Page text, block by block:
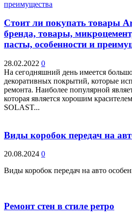
Стоит ли покупать товары
бренда, товары,
пасты, особенности и
28.02.2022 0
На сегодняшний день имеется
декоративных покрытий, которые
ремонта. Наиболее популярной
которая является хорошим
SOLAST...
Виды коробок передач на
20.08.2024 0
Виды коробок передач на авто
Ремонт стен в стиле ретро